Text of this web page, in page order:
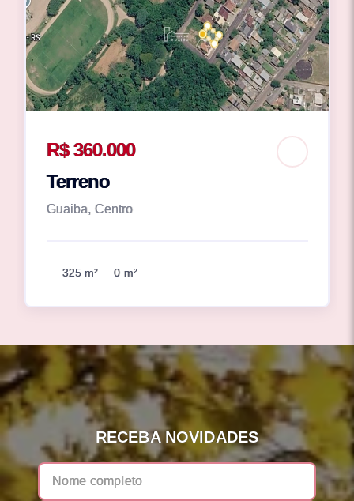
R$ 360.000
Terreno
Guaiba, Centro
325 m² 0 m²
RECEBA NOVIDADES